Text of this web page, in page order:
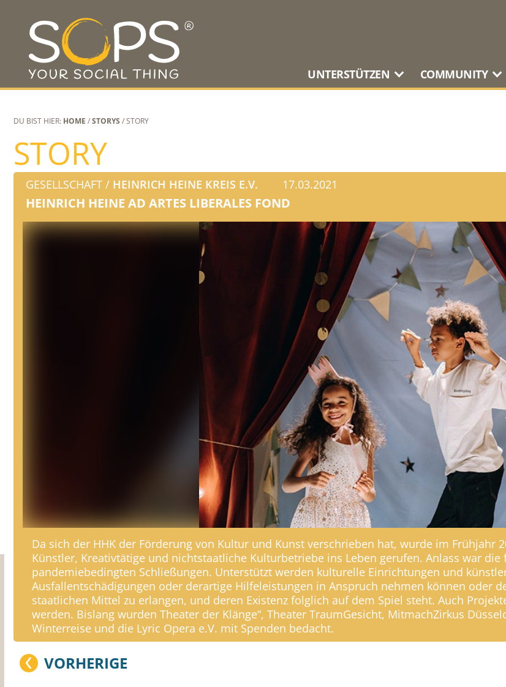
UNTERSTÜTZEN COMMUNITY
DU BIST HIER: HOME /STORYS / STORY
STORY
GESELLSCHAFT / HEINRICH HEINE KREIS E.V. 17.03.2021
HEINRICH HEINE AD ARTES LIBERALES FOND
Da sich der HHK der Förderung von Kultur und Kunst verschrieben hat, wurde im Frühjahr
Künstler, Kreativtätige und nichtstaatliche Kulturbetriebe ins Leben gerufen. Anlass war
pandemiebedingten Schließungen. Unterstützt werden kulturelle Einrichtungen und
Ausfallentschädigungen oder derartige Hilfeleistungen in Anspruch nehmen können oder
staatlichen Mittel zu erlangen, und deren Existenz folglich auf dem Spiel steht. Auch
werden. Bislang wurden Theater der Klänge“, Theater TraumGesicht, MitmachZirkus
Winterreise und die Lyric Opera e.V. mit Spenden bedacht.
VORHERIGE